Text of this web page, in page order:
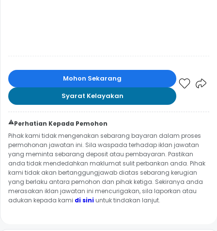
Mohon Sekarang
Syarat Kelayakan
⚠️Perhatian Kepada Pemohon
Pihak kami tidak mengenakan sebarang bayaran dalam proses
permohonan jawatan ini. Sila waspada terhadap iklan jawatan
yang meminta sebarang deposit atau pembayaran. Pastikan
anda tidak mendedahkan maklumat sulit perbankan anda. Pihak
kami tidak akan bertanggungjawab diatas sebarang kerugian
yang berlaku antara pemohon dan pihak ketiga. Sekiranya anda
merasakan iklan jawatan ini mencurigakan, sila laporkan atau
adukan kepada kami di sini untuk tindakan lanjut.